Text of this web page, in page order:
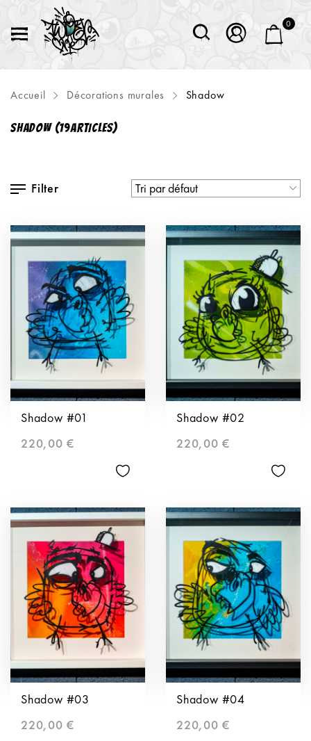
0
Accueil Décorations murales Shadow
SHADOW (19ARTICLES)
Filter
Shadow #01
220,00 €
Shadow #02
220,00 €
Shadow #03
220,00 €
Shadow #04
220,00 €